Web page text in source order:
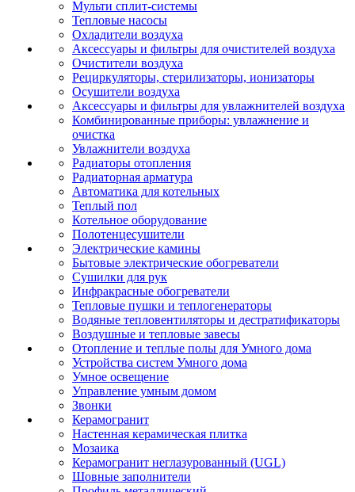
Мульти сплит-системы
Тепловые насосы
Охладители воздуха
Аксессуары и фильтры для очистителей воздуха
Очистители воздуха
Рециркуляторы, стерилизаторы, ионизаторы
Осушители воздуха
Аксессуары и фильтры для увлажнителей воздуха
Комбинированные приборы: увлажнение и
очистка
Увлажнители воздуха
Радиаторы отопления
Радиаторная арматура
Автоматика для котельных
Теплый пол
Котельное оборудование
Полотенцесушители
Электрические камины
Бытовые электрические обогреватели
Сушилки для рук
Инфракрасные обогреватели
Тепловые пушки и теплогенераторы
Водяные тепловентиляторы и дестратификаторы
Воздушные и тепловые завесы
Отопление и теплые полы для Умного дома
Устройства систем Умного дома
Умное освещение
Управление умным домом
Звонки
Керамогранит
Настенная керамическая плитка
Мозаика
Керамогранит неглазурованный (UGL)
Шовные заполнители